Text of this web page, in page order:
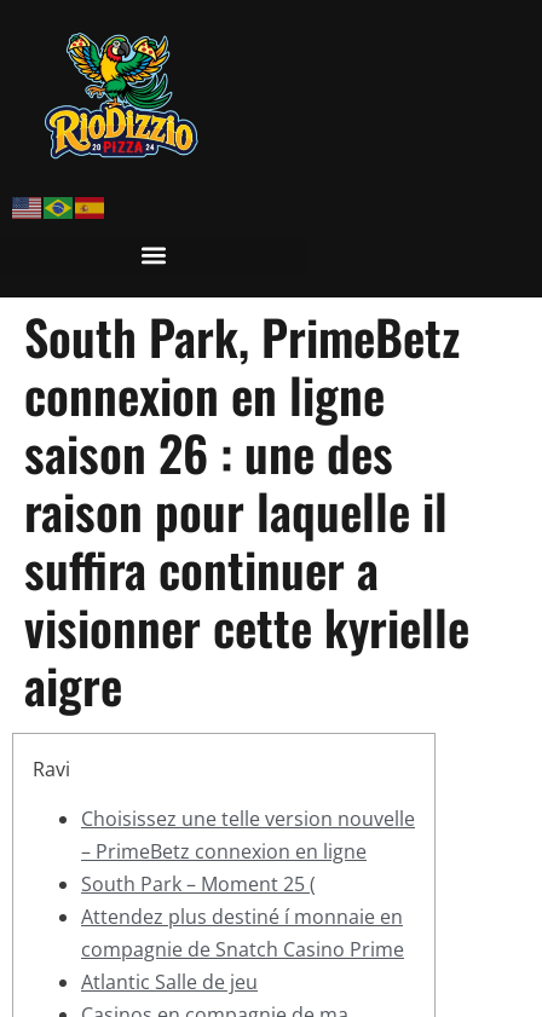
South Park, PrimeBetz
connexion en ligne
saison 26 : une des
raison pour laquelle il
suffira continuer a
visionner cette kyrielle
aigre
Ravi
Choisissez une telle version nouvelle
– PrimeBetz connexion en ligne
South Park – Moment 25 (
Attendez plus destiné í monnaie en
compagnie de Snatch Casino Prime
Atlantic Salle de jeu